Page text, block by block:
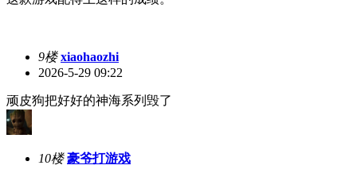
9楼 xiaohaozhi
2026-5-29 09:22
顽皮狗把好好的神海系列毁了
10楼 豪爷打游戏